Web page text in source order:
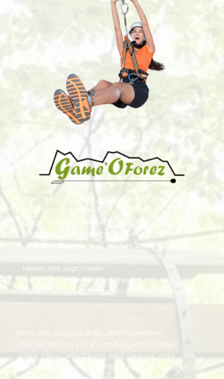
[dsm_glitch_text glitch_text="NOUVELLES ACTIVITéS"
glitch_text_effect="three"
glitch_one_color_one="#EC671C"
glitch_one_color_two="#316041"
_builder_version="4.23.4" _module_preset="default"
header_level="h2" header_font="Akronim|700||on|||||"
header_text_align="center"
header_text_color="#316041" header_font_size="38px"
locked="off" global_colors_info="{}"][/dsm_glitch_text]
[dsm_card_carousel slider_effect="coverflow"
_builder_version="4.23.4" _module_preset="default"
global_colors_info="{}"][dsm_card_carousel_child
title="Battle archery" image="https://www.acro-forez.fr/wp-